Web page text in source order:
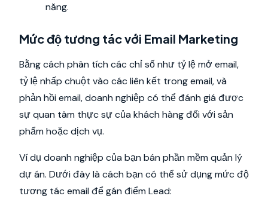
năng.
Mức độ tương tác với Email Marketing
Bằng cách phân tích các chỉ số như tỷ lệ mở email,
tỷ lệ nhấp chuột vào các liên kết trong email, và
phản hồi email, doanh nghiệp có thể đánh giá được
sự quan tâm thực sự của khách hàng đối với sản
phẩm hoặc dịch vụ.
Ví dụ doanh nghiệp của bạn bán phần mềm quản lý
dự án. Dưới đây là cách bạn có thể sử dụng mức độ
tương tác email để gán điểm Lead: